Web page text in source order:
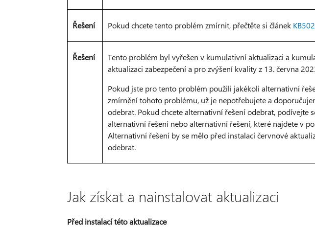
Řešení Pokud chcete tento problém zmírnit, přečtěte si článek
Řešení
Tento problém byl vyřešen v kumulativní aktualizaci a
aktualizaci zabezpečení a pro zvýšení kvality z 13. června
Pokud jste pro tento problém použili jakékoli alternativní
zmírnění tohoto problému, už je nepotřebujete a
odebrat. Pokud chcete alternativní řešení odebrat, podívejte
alternativní řešení nebo alternativní řešení, které najdete v
Alternativní řešení by se mělo před instalací červnové
odebrat.
Jak získat a nainstalovat aktualizaci
Před instalací této aktualizace